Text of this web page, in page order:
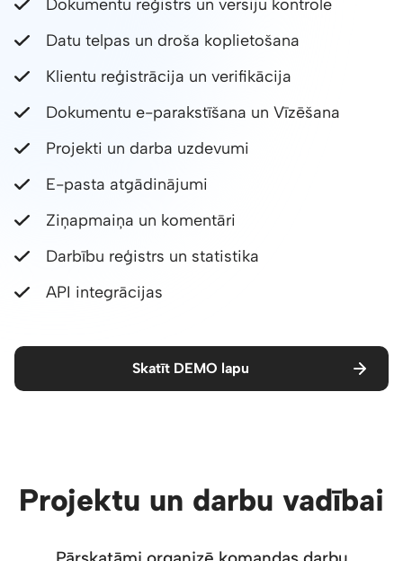
Dokumentu reģistrs un versiju kontrole
Datu telpas un droša koplietošana
Klientu reģistrācija un verifikācija
Dokumentu e-parakstīšana un Vīzēšana
Projekti un darba uzdevumi
E-pasta atgādinājumi
Ziņapmaiņa un komentāri
Darbību reģistrs un statistika
API integrācijas
Skatīt DEMO lapu
Projektu un darbu vadībai